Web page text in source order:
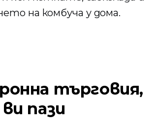
на комбуча у дома.
търговия,
пази